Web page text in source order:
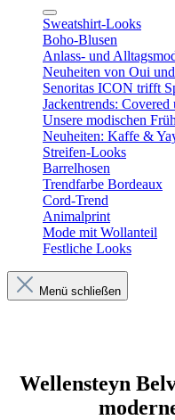
Sweatshirt-Looks
Boho-Blusen
Anlass- und
Neuheiten von Oui
Senoritas ICON trifft
Jackentrends:
Unsere modischen
Neuheiten: Kaffe &
Streifen-Looks
Barrelhosen
Trendfarbe Bordeaux
Cord-Trend
Animalprint
Mode mit Wollanteil
Festliche Looks
Menü schließen
Wellensteyn